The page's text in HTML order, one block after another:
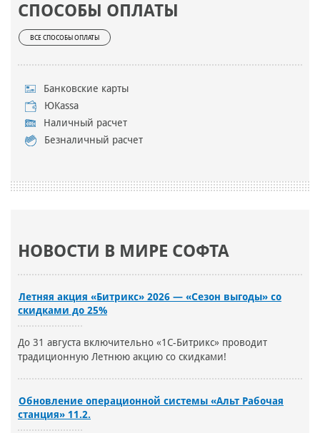
СПОСОБЫ ОПЛАТЫ
ВСЕ СПОСОБЫ ОПЛАТЫ
Банковские карты
ЮKassa
Наличный расчет
Безналичный расчет
НОВОСТИ В МИРЕ СОФТА
Летняя акция «Битрикс» 2026 — «Сезон выгоды» со
скидками до 25%
До 31 августа включительно «1С-Битрикс» проводит
традиционную Летнюю акцию со скидками!
Обновление операционной системы «Альт Рабочая
станция» 11.2.